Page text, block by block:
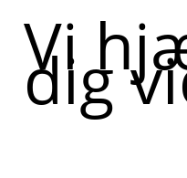
Vi
dig